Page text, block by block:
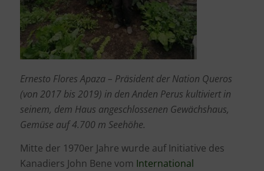
Ernesto Flores Apaza – Präsident der Nation Queros
(von 2017 bis 2019) in den Anden Perus kultiviert in
seinem, dem Haus angeschlossenen Gewächshaus,
Gemüse auf 4.700 m Seehöhe.
Mitte der 1970er Jahre wurde auf Initiative des
Kanadiers John Bene vom International